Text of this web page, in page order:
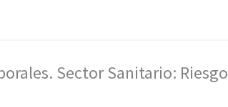
Sector Sanitario: